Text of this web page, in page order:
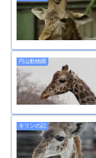
円山動物園
キリンの記